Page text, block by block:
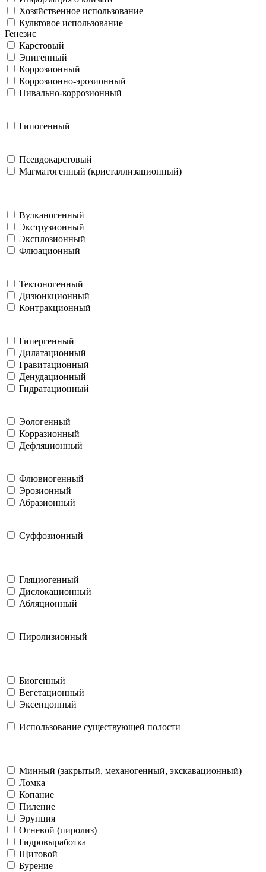
Хозяйственное использование
Культовое использование
Генезис
Карстовый
Эпигенный
Коррозионный
Коррозионно-эрозионный
Нивально-коррозионный
Гипогенный
Псевдокарстовый
Магматогенный (кристаллизационный)
Вулканогенный
Экструзионный
Эксплозионный
Флюационный
Тектоногенный
Дизюнкционный
Контракционный
Гипергенный
Дилатационный
Гравитационный
Денудационный
Гидратационный
Эологенный
Корразионный
Дефляционный
Флювиогенный
Эрозионный
Абразионный
Суффозионный
Гляциогенный
Дислокационный
Абляционный
Пиролизионный
Биогенный
Вегетационный
Эксенцонный
Использование существующей полости
Минный (закрытый, механогенный, экскавационный)
Ломка
Копание
Пиление
Эрупция
Огневой (пиролиз)
Гидровыработка
Щитовой
Бурение